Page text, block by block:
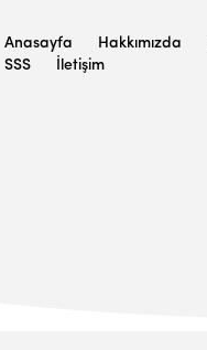
Anasayfa Hakkımızda
SSS
İletişim